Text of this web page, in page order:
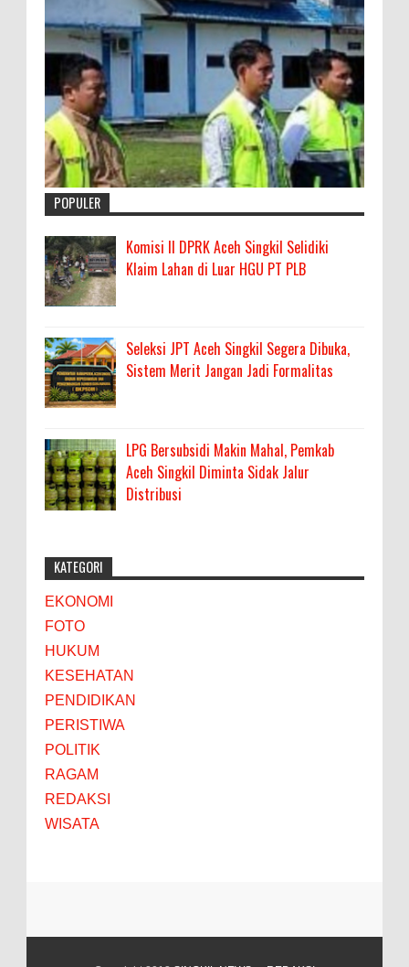
POPULER
Komisi II DPRK Aceh Singkil Selidiki
Klaim Lahan di Luar HGU PT PLB
Seleksi JPT Aceh Singkil Segera Dibuka,
Sistem Merit Jangan Jadi Formalitas
LPG Bersubsidi Makin Mahal, Pemkab
Aceh Singkil Diminta Sidak Jalur
Distribusi
KATEGORI
EKONOMI
FOTO
HUKUM
KESEHATAN
PENDIDIKAN
PERISTIWA
POLITIK
RAGAM
REDAKSI
WISATA